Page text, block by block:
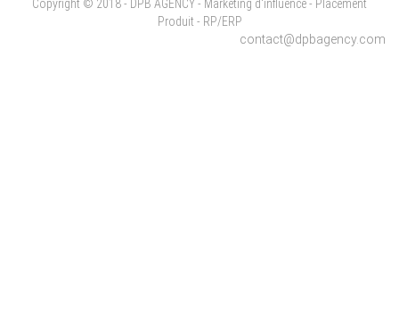
Copyright © 2018 - DPB AGENCY - Marketing d'influence - Placement
Produit - RP/ERP
contact@dpbagency.com